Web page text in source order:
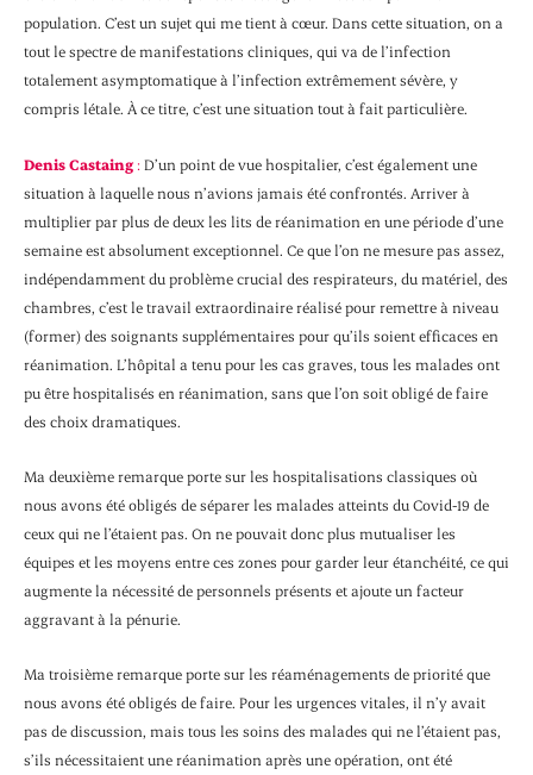
population. C’est un sujet qui me tient à cœur. Dans cette situation, on a
tout le spectre de manifestations cliniques, qui va de l’infection
totalement asymptomatique à l’infection extrêmement sévère, y
compris létale. À ce titre, c’est une situation tout à fait particulière.
Denis Castaing :D’un point de vue hospitalier, c’est également une
situation à laquelle nous n’avions jamais été confrontés. Arriver à
multiplier par plus de deux les lits de réanimation en une période d’une
semaine est absolument exceptionnel. Ce que l’on ne mesure pas assez,
indépendamment du problème crucial des respirateurs, du matériel, des
chambres, c’est le travail extraordinaire réalisé pour remettre à niveau
(former) des soignants supplémentaires pour qu’ils soient efficaces en
réanimation. L’hôpital a tenu pour les cas graves, tous les malades ont
pu être hospitalisés en réanimation, sans que l’on soit obligé de faire
des choix dramatiques.
Ma deuxième remarque porte sur les hospitalisations classiques où
nous avons été obligés de séparer les malades atteints du Covid-19 de
ceux qui ne l’étaient pas. On ne pouvait donc plus mutualiser les
équipes et les moyens entre ces zones pour garder leur étanchéité, ce qui
augmente la nécessité de personnels présents et ajoute un facteur
aggravant à la pénurie.
Ma troisième remarque porte sur les réaménagements de priorité que
nous avons été obligés de faire. Pour les urgences vitales, il n’y avait
pas de discussion, mais tous les soins des malades qui ne l’étaient pas,
s’ils nécessitaient une réanimation après une opération, ont été